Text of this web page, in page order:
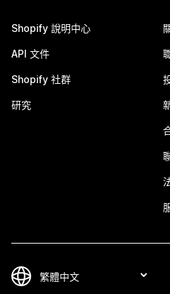
Shopify 說明中心
API 文件
Shopify 社群
研究